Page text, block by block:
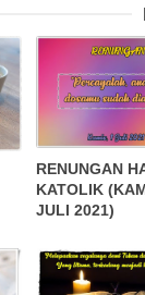
RENUNGAN
KATOLIK
JULI 2021)